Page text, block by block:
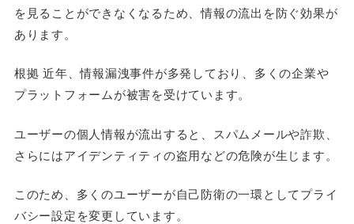
を見ることができなくなるため、情報の流出を防ぐ効果が
あります。
根拠 近年、情報漏洩事件が多発しており、多くの企業や
プラットフォームが被害を受けています。
ユーザーの個人情報が流出すると、スパムメールや詐欺、
さらにはアイデンティティの盗用などの危険が生じます。
このため、多くのユーザーが自己防衛の一環としてプライ
バシー設定を変更しています。